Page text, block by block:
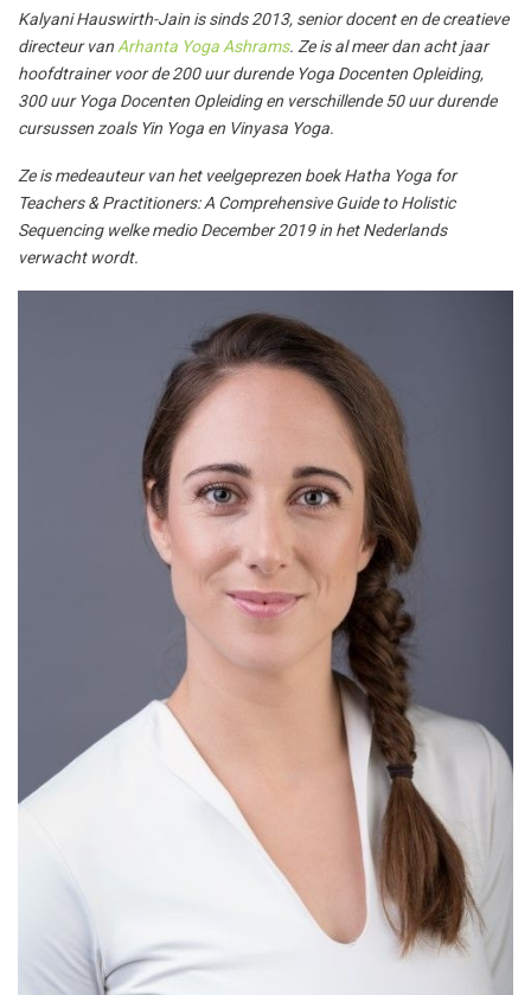
Kalyani Hauswirth-Jain is sinds 2013, senior docent en de creatieve
directeur van Arhanta Yoga Ashrams. Ze is al meer dan acht jaar
hoofdtrainer voor de 200 uur durende Yoga Docenten Opleiding,
300 uur Yoga Docenten Opleiding en verschillende 50 uur durende
cursussen zoals Yin Yoga en Vinyasa Yoga.
Ze is medeauteur van het veelgeprezen boek Hatha Yoga for
Teachers & Practitioners: A Comprehensive Guide to Holistic
Sequencing welke medio December 2019 in het Nederlands
verwacht wordt.